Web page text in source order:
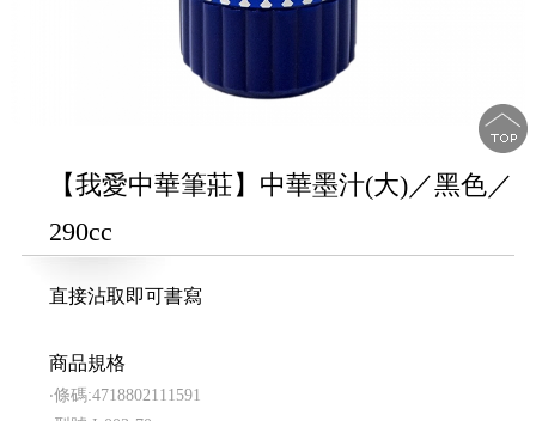
【我愛中華筆莊】中華墨汁(大)／黑色／
290cc
直接沾取即可書寫
商品規格
‧條碼:4718802111591